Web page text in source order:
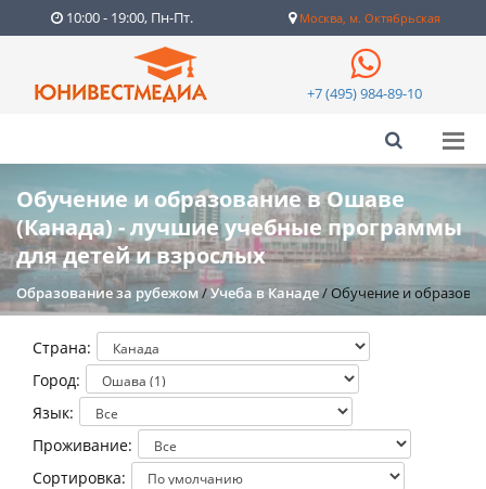
10:00 - 19:00, Пн-Пт. Москва, м. Октябрьская
+7 (495) 984-89-10
Обучение и образование в Ошаве
(Канада) - лучшие учебные программы
для детей и взрослых
Образование за рубежом /Учеба в Канаде/Обучение и
Страна:
Город:
Язык:
Проживание:
Сортировка: